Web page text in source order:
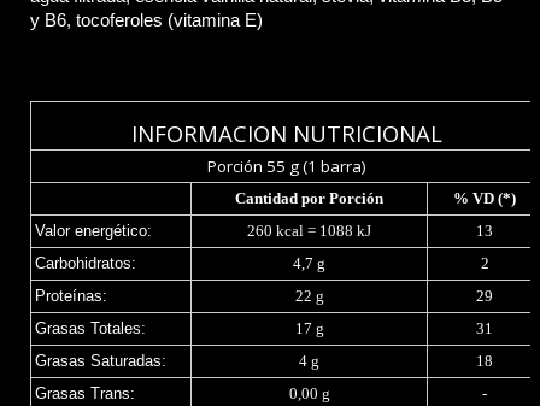
y B6, tocoferoles (vitamina E)
INFORMACION NUTRICIONAL
Porción 55 g (1 barra)
Cantidad por Porción
% VD (*)
Valor energético:
260 kcal = 1088 kJ
13
Carbohidratos:
4,7 g
2
Proteínas:
22 g
29
Grasas Totales:
17 g
31
Grasas Saturadas:
4 g
18
Grasas Trans:
0,00 g
-